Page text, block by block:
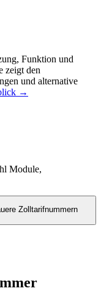
Funktion und
zeigt den
und alternative
→
Module,
Zolltarifnummern